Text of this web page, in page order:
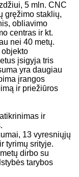
5 mln. CNC
gręžimo staklių,
obliavimo
centras ir kt.
nei 40 metų.
objekto
įsigyja tris
yra daugiau
įrangos
ir priežiūros
ir
13 vyresniųjų
tyrimų srityje.
dirbo su
tarybos